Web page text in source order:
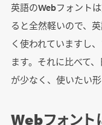
英語のWebフォント
ると全然軽いので、
く使われていますし
ます。それに比べて
が少なく、使いたい
Webフォント